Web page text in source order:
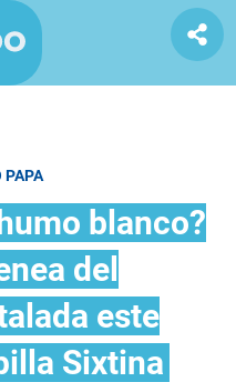
PAPA
blanco?
del
este
Sixtina